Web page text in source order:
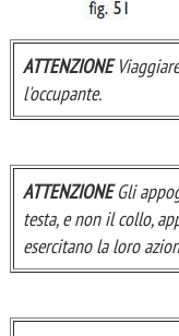
ATTENZIONE
l'occupante.
ATTENZIONEGli
testa, e non il collo,
esercitano la loro